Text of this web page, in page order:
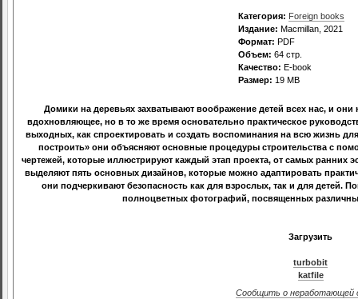
Категория: Foreign books
Издание: Macmillan, 2021
Формат: PDF
Объем: 64 стр.
Качество: E-book
Размер: 19 МВ
Домики на деревьях захватывают воображение детей всех нас, и
вдохновляющее, но в то же время основательно практическое
выходных, как спроектировать и создать воспоминания на всю жизнь
построить» они объясняют основные процедуры строительства с
чертежей, которые иллюстрируют каждый этап проекта, от самых ранних
выделяют пять основных дизайнов, которые можно адаптировать
они подчеркивают безопасность как для взрослых, так и для детей.
полноцветных фотографий, посвященных
Загрузить
turbobit
katfile
Сообщить о неработающей